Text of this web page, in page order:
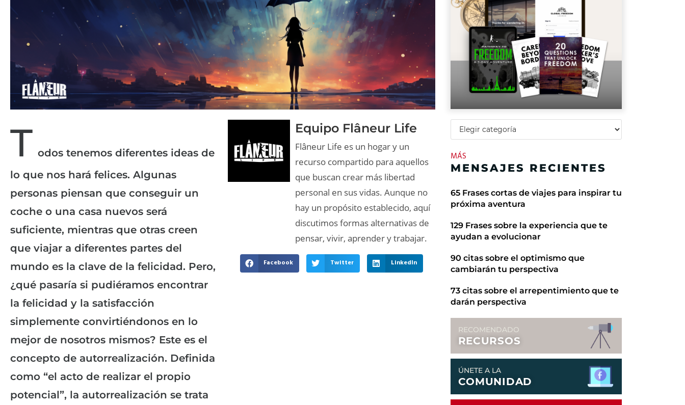
T odos tenemos diferentes ideas de
lo que nos hará felices. Algunas
personas piensan que conseguir un
coche o una casa nuevos será
suficiente, mientras que otras creen
que viajar a diferentes partes del
mundo es la clave de la felicidad. Pero,
¿qué pasaría si pudiéramos encontrar
la felicidad y la satisfacción
simplemente convirtiéndonos en lo
mejor de nosotros mismos? Este es el
concepto de autorrealización. Definida
como “el acto de realizar el propio
potencial”, la autorrealización se trata
Equipo Flâneur Life
Flâneur Life es un hogar y un
recurso compartido para aquellos
que buscan crear más libertad
personal en sus vidas. Aunque no
hay un propósito establecido, aquí
discutimos formas alternativas de
pensar, vivir, aprender y trabajar.
Facebook Twitter LinkedIn
MÁS
MENSAJES RECIENTES
65 Frases cortas de viajes para inspirar tu
próxima aventura
129 Frases sobre la experiencia que te
ayudan a evolucionar
90 citas sobre el optimismo que
cambiarán tu perspectiva
73 citas sobre el arrepentimiento que te
darán perspectiva
RECOMENDADO
RECURSOS
ÚNETE A LA
COMUNIDAD